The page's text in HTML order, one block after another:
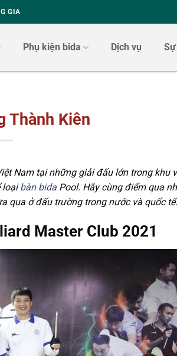
GIA
Phụ kiện bida Dịch vụ
Thành Kiên
Nam tại những giải đấu lớn trong khu
loạibàn bida Pool. Hãy cùng điểm qua
qua ở đấu trường trong nước và quốc tế.
Master Club 2021